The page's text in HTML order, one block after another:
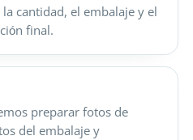
cantidad, el embalaje y el
final.
preparar fotos de
del embalaje y